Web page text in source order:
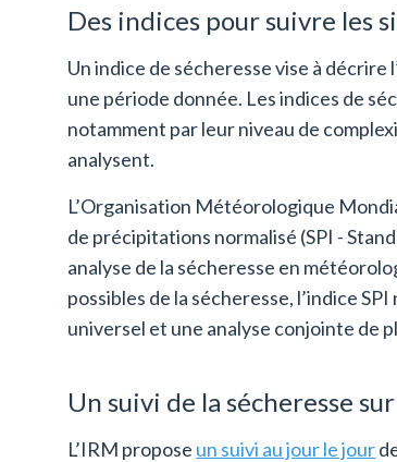
Des indices pour suivre les
Un indice de sécheresse vise à
une période donnée. Les indices de
notamment par leur niveau de
analysent.
L’Organisation Météorologique
de précipitations normalisé (SPI -
analyse de la sécheresse en
possibles de la sécheresse, l’indice
universel et une analyse conjointe de
Un suivi de la sécheresse
L’IRM propose un suivi au jour le jour